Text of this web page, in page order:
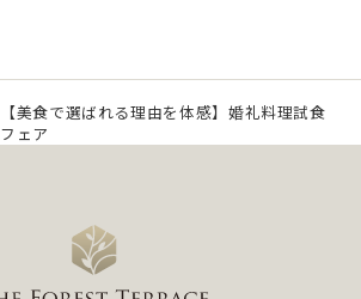
【美食で選ばれる理由を体感】婚礼料理試食
フェア